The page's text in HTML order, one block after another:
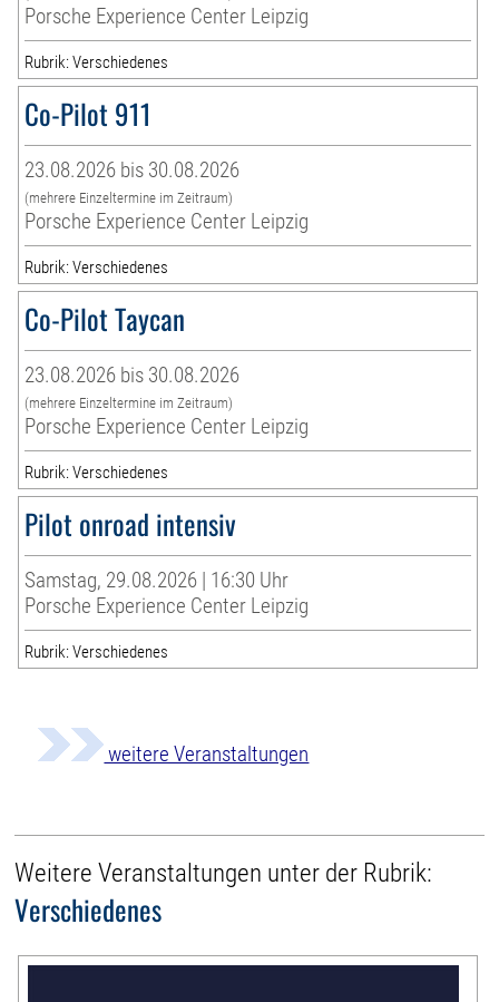
Porsche Experience Center Leipzig
Rubrik: Verschiedenes
Co-Pilot 911
23.08.2026 bis 30.08.2026
(mehrere Einzeltermine im Zeitraum)
Porsche Experience Center Leipzig
Rubrik: Verschiedenes
Co-Pilot Taycan
23.08.2026 bis 30.08.2026
(mehrere Einzeltermine im Zeitraum)
Porsche Experience Center Leipzig
Rubrik: Verschiedenes
Pilot onroad intensiv
Samstag, 29.08.2026 | 16:30 Uhr
Porsche Experience Center Leipzig
Rubrik: Verschiedenes
weitere Veranstaltungen
Weitere Veranstaltungen unter der Rubrik:
Verschiedenes